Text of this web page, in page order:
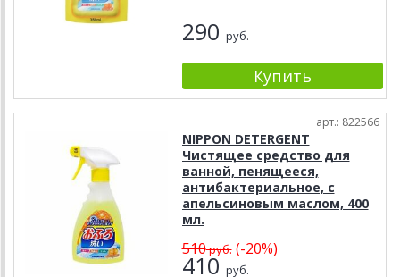
290 руб.
арт.: 822566
NIPPON DETERGENT
Чистящее средство для
ванной, пенящееся,
антибактериальное, с
апельсиновым маслом, 400
мл.
510руб.(-20%)
410 руб.